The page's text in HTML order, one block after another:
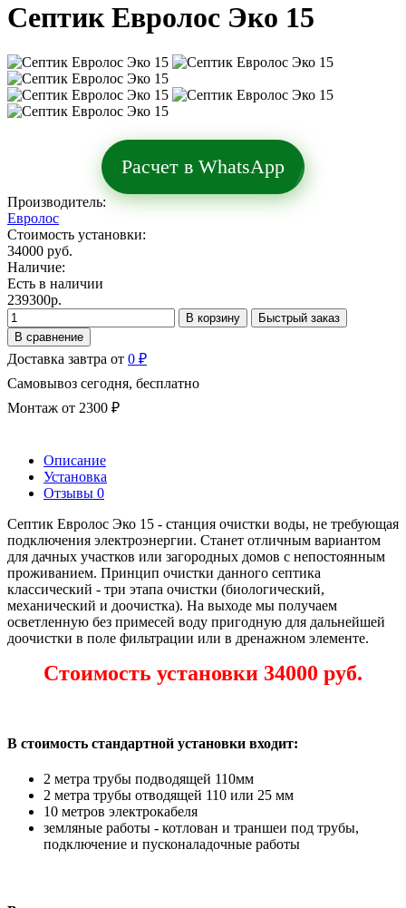
Септик Евролос Эко 15
Расчет в WhatsApp
Производитель:
Евролос
Стоимость установки:
34000 руб.
Наличие:
Есть в наличии
239300р.
В корзину
Быстрый заказ
В сравнение
Доставка завтра от 0 ₽
Самовывоз сегодня, бесплатно
Монтаж от 2300 ₽
Описание
Установка
Отзывы 0
Септик Евролос Эко 15 - станция очистки воды, не требующая
подключения электроэнергии. Станет отличным вариантом
для дачных участков или загородных домов с непостоянным
проживанием. Принцип очистки данного септика
классический - три этапа очистки (биологический,
механический и доочистка). На выходе мы получаем
осветленную без примесей воду пригодную для дальнейшей
доочистки в поле фильтрации или в дренажном элементе.
Стоимость установки 34000 руб.
В стоимость стандартной установки входит:
2 метра трубы подводящей 110мм
2 метра трубы отводящей 110 или 25 мм
10 метров электрокабеля
земляные работы - котлован и траншеи под трубы,
подключение и пусконаладочные работы